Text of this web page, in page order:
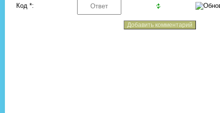
Код *: